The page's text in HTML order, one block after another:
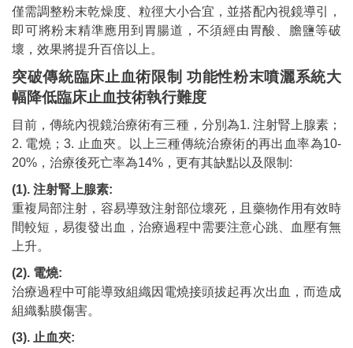
僅需調整粉末乾燥度、粒徑大小合宜，並搭配內視鏡導引，
即可將粉末精準應用到胃腸道，不須經由胃酸、膽鹽等破
壞，效果將提升百倍以上。
突破傳統臨床止血術限制 功能性粉末噴灑系統大
幅降低臨床止血技術執行難度
目前，傳統內視鏡治療術有三種，分別為1. 注射腎上腺素；
2. 電燒；3. 止血夾。以上三種傳統治療術的再出血率為10-
20%，治療後死亡率為14%，更有其缺點以及限制:
(1). 注射腎上腺素:
重複局部注射，容易導致注射部位壞死，且藥物作用有效時
間較短，易復發出血，治療過程中需要注意心跳、血壓有無
上升。
(2). 電燒:
治療過程中可能導致組織因電燒接頭拔起再次出血，而造成
組織黏膜傷害。
(3). 止血夾: